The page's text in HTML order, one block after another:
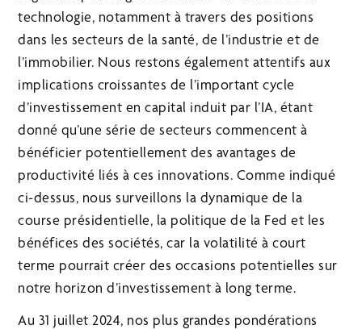
technologie, notamment à travers des positions
dans les secteurs de la santé, de l’industrie et de
l’immobilier. Nous restons également attentifs aux
implications croissantes de l’important cycle
d’investissement en capital induit par l’IA, étant
donné qu’une série de secteurs commencent à
bénéficier potentiellement des avantages de
productivité liés à ces innovations. Comme indiqué
ci-dessus, nous surveillons la dynamique de la
course présidentielle, la politique de la Fed et les
bénéfices des sociétés, car la volatilité à court
terme pourrait créer des occasions potentielles sur
notre horizon d’investissement à long terme.
Au 31 juillet 2024, nos plus grandes pondérations